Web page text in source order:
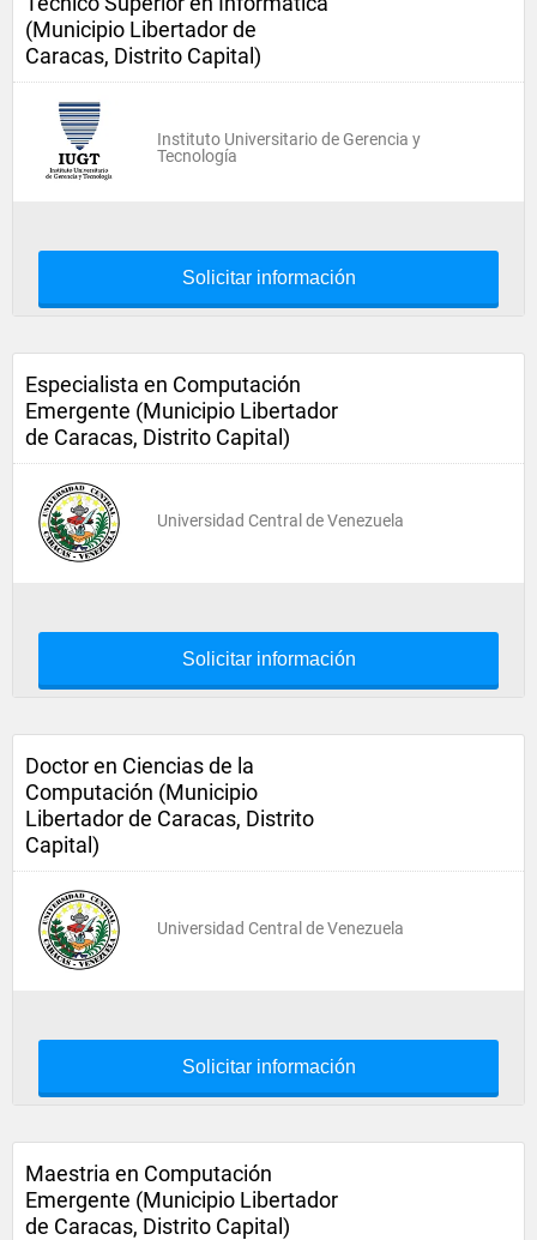
(Municipio Libertador de
Caracas, Distrito Capital)
Instituto Universitario de Gerencia y
Tecnología
Solicitar información
Especialista en Computación
Emergente (Municipio Libertador
de Caracas, Distrito Capital)
Universidad Central de Venezuela
Solicitar información
Doctor en Ciencias de la
Computación (Municipio
Libertador de Caracas, Distrito
Capital)
Universidad Central de Venezuela
Solicitar información
Maestria en Computación
Emergente (Municipio Libertador
de Caracas, Distrito Capital)